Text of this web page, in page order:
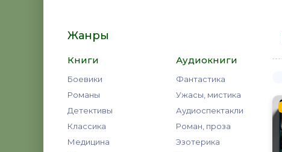
Жанры
Книги
Боевики
Романы
Детективы
Классика
Медицина
Аудиокниги
Фантастика
Ужасы, мистика
Аудиоспектакли
Роман, проза
Эзотерика